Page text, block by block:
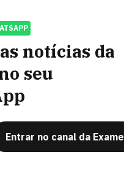
notícias da
seu
Entrar no canal da Exame